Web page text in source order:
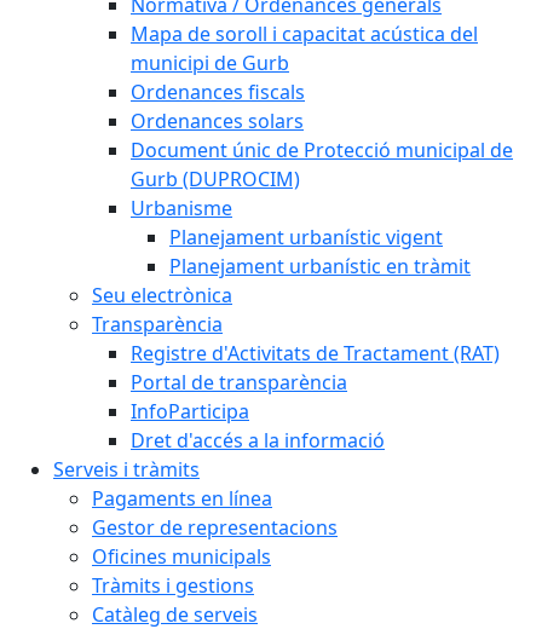
Mapa de soroll i capacitat acústica del
municipi de Gurb
Ordenances fiscals
Ordenances solars
Document únic de Protecció municipal de
Gurb (DUPROCIM)
Urbanisme
Planejament urbanístic vigent
Planejament urbanístic en tràmit
Seu electrònica
Transparència
Registre d'Activitats de Tractament (RAT)
Portal de transparència
InfoParticipa
Dret d'accés a la informació
Serveis i tràmits
Pagaments en línea
Gestor de representacions
Oficines municipals
Tràmits i gestions
Catàleg de serveis